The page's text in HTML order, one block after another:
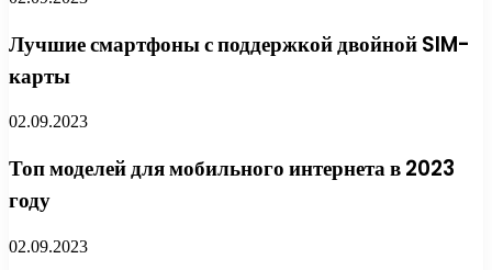
Лучшие смартфоны с поддержкой двойной SIM-
карты
02.09.2023
Топ моделей для мобильного интернета в 2023
году
02.09.2023